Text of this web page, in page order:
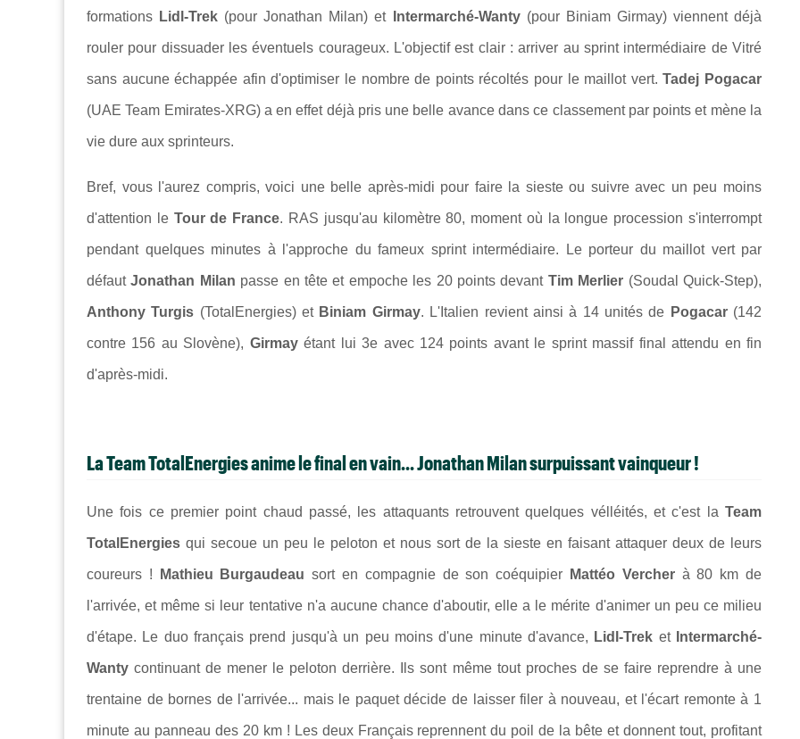
formations Lidl-Trek (pour Jonathan Milan) et Intermarché-Wanty(pour Biniam Girmay) viennent déjà
rouler pour dissuader les éventuels courageux. L'objectif est clair : arriver au sprint intermédiaire de Vitré
sans aucune échappée afin d'optimiser le nombre de points récoltés pour le maillot vert.Tadej Pogacar
(UAE Team Emirates-XRG) a en effet déjà pris une belle avance dans ce classement par points et mène la
vie dure aux sprinteurs.
Bref, vous l'aurez compris, voici une belle après-midi pour faire la sieste ou suivre avec un peu moins
d'attention le Tour de France. RAS jusqu'au kilomètre 80, moment où la longue procession s'interrompt
pendant quelques minutes à l'approche du fameux sprint intermédiaire. Le porteur du maillot vert par
défautJonathan Milan passe en tête et empoche les 20 points devant Tim Merlier (Soudal Quick-Step),
Anthony Turgis (TotalEnergies) et Biniam Girmay. L'Italien revient ainsi à 14 unités de Pogacar(142
contre 156 au Slovène), Girmayétant lui 3e avec 124 points avant le sprint massif final attendu en fin
d'après-midi.
La Team TotalEnergies anime le final en vain... Jonathan Milan surpuissant vainqueur !
Une fois ce premier point chaud passé, les attaquants retrouvent quelques vélléités, et c'est la Team
TotalEnergies qui secoue un peu le peloton et nous sort de la sieste en faisant attaquer deux de leurs
coureurs ! Mathieu Burgaudeau sort en compagnie de son coéquipier Mattéo Vercher à 80 km de
l'arrivée, et même si leur tentative n'a aucune chance d'aboutir, elle a le mérite d'animer un peu ce milieu
d'étape. Le duo français prend jusqu'à un peu moins d'une minute d'avance, Lidl-Trek et Intermarché-
Wanty continuant de mener le peloton derrière. Ils sont même tout proches de se faire reprendre à une
trentaine de bornes de l'arrivée... mais le paquet décide de laisser filer à nouveau, et l'écart remonte à 1
minute au panneau des 20 km ! Les deux Français reprennent du poil de la bête et donnent tout, profitant